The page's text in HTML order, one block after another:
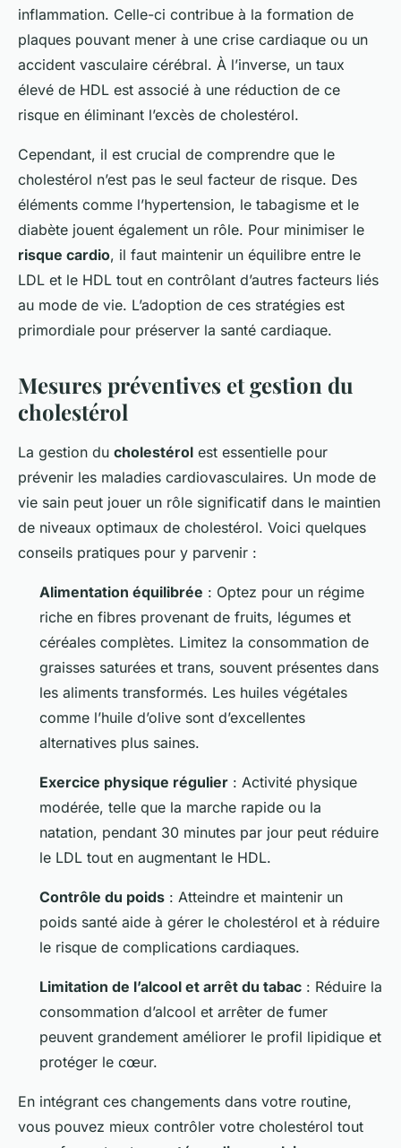
inflammation. Celle-ci contribue à la formation de
plaques pouvant mener à une crise cardiaque ou un
accident vasculaire cérébral. À l’inverse, un taux
élevé de HDL est associé à une réduction de ce
risque en éliminant l’excès de cholestérol.
Cependant, il est crucial de comprendre que le
cholestérol n’est pas le seul facteur de risque. Des
éléments comme l’hypertension, le tabagisme et le
diabète jouent également un rôle. Pour minimiser le
risque cardio, il faut maintenir un équilibre entre le
LDL et le HDL tout en contrôlant d’autres facteurs liés
au mode de vie. L’adoption de ces stratégies est
primordiale pour préserver la santé cardiaque.
Mesures préventives et gestion du
cholestérol
La gestion du cholestérol est essentielle pour
prévenir les maladies cardiovasculaires. Un mode de
vie sain peut jouer un rôle significatif dans le maintien
de niveaux optimaux de cholestérol. Voici quelques
conseils pratiques pour y parvenir :
Alimentation équilibrée : Optez pour un régime
riche en fibres provenant de fruits, légumes et
céréales complètes. Limitez la consommation de
graisses saturées et trans, souvent présentes dans
les aliments transformés. Les huiles végétales
comme l’huile d’olive sont d’excellentes
alternatives plus saines.
Exercice physique régulier : Activité physique
modérée, telle que la marche rapide ou la
natation, pendant 30 minutes par jour peut réduire
le LDL tout en augmentant le HDL.
Contrôle du poids : Atteindre et maintenir un
poids santé aide à gérer le cholestérol et à réduire
le risque de complications cardiaques.
Limitation de l’alcool et arrêt du tabac : Réduire la
consommation d’alcool et arrêter de fumer
peuvent grandement améliorer le profil lipidique et
protéger le cœur.
En intégrant ces changements dans votre routine,
vous pouvez mieux contrôler votre cholestérol tout